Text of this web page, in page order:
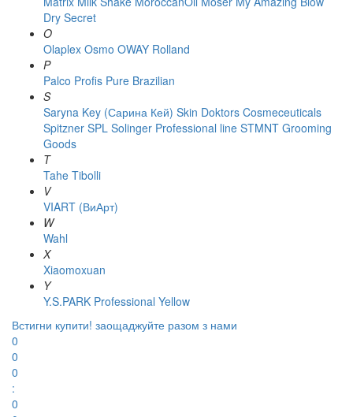
Dry Secret
O
Olaplex Osmo OWAY Rolland
P
Palco Profis Pure Brazilian
S
Saryna Key (Сарина Кей) Skin Doktors Cosmeceuticals
Spitzner SPL Solinger Professional line STMNT Grooming
Goods
T
Tahe Tibolli
V
VIART (ВиАрт)
W
Wahl
X
Xiaomoxuan
Y
Y.S.PARK Professional Yellow
Встигни купити! заощаджуйте разом з нами
0
0
0
:
0